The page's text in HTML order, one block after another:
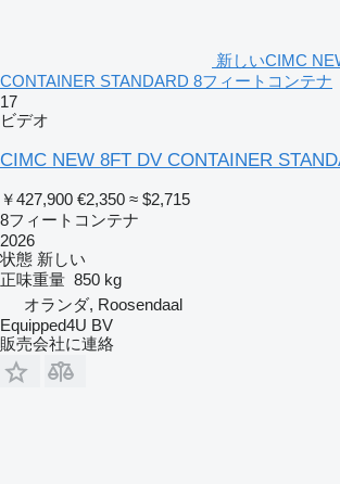
新しいCIMC
CONTAINER STANDARD 8フィートコンテナ
17
ビデオ
CIMC NEW 8FT DV CONTAINER
￥427,900 €2,350 ≈ $2,715
8フィートコンテナ
2026
状態 新しい
正味重量 850 kg
オランダ, Roosendaal
Equipped4U BV
販売会社に連絡